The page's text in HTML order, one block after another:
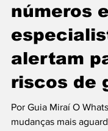
usuário
números
alertam
riscos de
Por Guia Miraí O